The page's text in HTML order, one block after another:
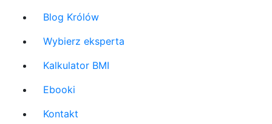
Blog Królów
Wybierz eksperta
Kalkulator BMI
Ebooki
Kontakt